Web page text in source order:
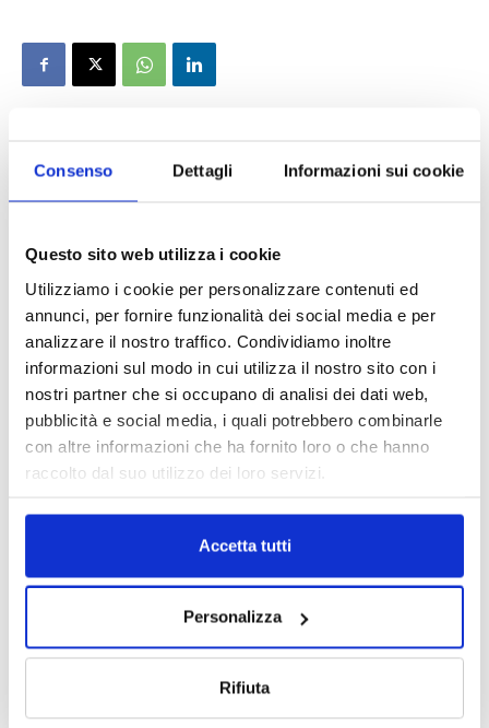
Consenso Dettagli Informazioni sui cookie
Questo sito web utilizza i cookie
Utilizziamo i cookie per personalizzare contenuti ed
annunci, per fornire funzionalità dei social media e per
analizzare il nostro traffico. Condividiamo inoltre
informazioni sul modo in cui utilizza il nostro sito con i
nostri partner che si occupano di analisi dei dati web,
pubblicità e social media, i quali potrebbero combinarle
con altre informazioni che ha fornito loro o che hanno
raccolto dal suo utilizzo dei loro servizi.
Accetta tutti
Personalizza
Rifiuta